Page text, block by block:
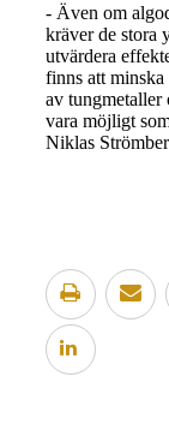
- Även om
kräver de stora
utvärdera
finns att
av tungmetaller
vara möjligt
Niklas